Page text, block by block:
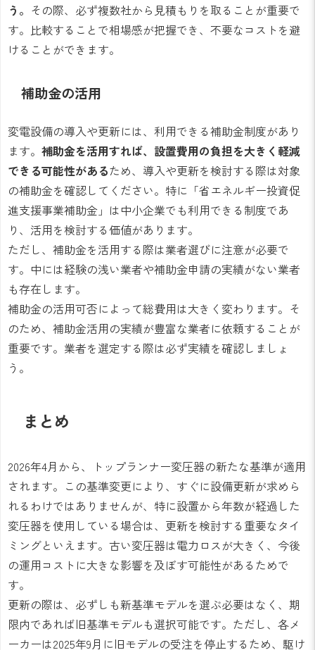
う。 その際、必ず複数社から見積もりを取ることが重要で
す。比較することで相場感が把握でき、不要なコストを避
けることができます。
補助金の活用
変電設備の導入や更新には、利用できる補助金制度があり
ます。 補助金を活用すれば、設置費用の負担を大きく軽減
できる可能性があるため、導入や更新を検討する際は対象
の補助金を確認してください。特に「省エネルギー投資促
進支援事業補助金」は中小企業でも利用できる制度であ
り、活用を検討する価値があります。
ただし、補助金を活用する際は業者選びに注意が必要で
す。中には経験の浅い業者や補助金申請の実績がない業者
も存在します。
補助金の活用可否によって総費用は大きく変わります。そ
のため、補助金活用の実績が豊富な業者に依頼することが
重要です。業者を選定する際は必ず実績を確認しましょ
う。
まとめ
2026年4月から、トップランナー変圧器の新たな基準が適用
されます。この基準変更により、すぐに設備更新が求めら
れるわけではありませんが、特に設置から年数が経過した
変圧器を使用している場合は、更新を検討する重要なタイ
ミングといえます。古い変圧器は電力ロスが大きく、今後
の運用コストに大きな影響を及ぼす可能性があるためで
す。
更新の際は、必ずしも新基準モデルを選ぶ必要はなく、期
限内であれば旧基準モデルも選択可能です。ただし、各メ
ーカーは2025年9月に旧モデルの受注を停止するため、駆け